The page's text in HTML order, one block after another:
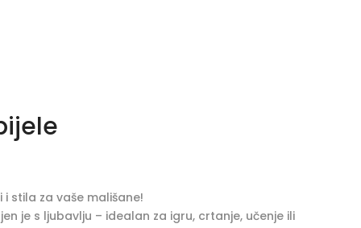
stila za vaše mališane!
je s ljubavlju – idealan za igru, crtanje, učenje ili